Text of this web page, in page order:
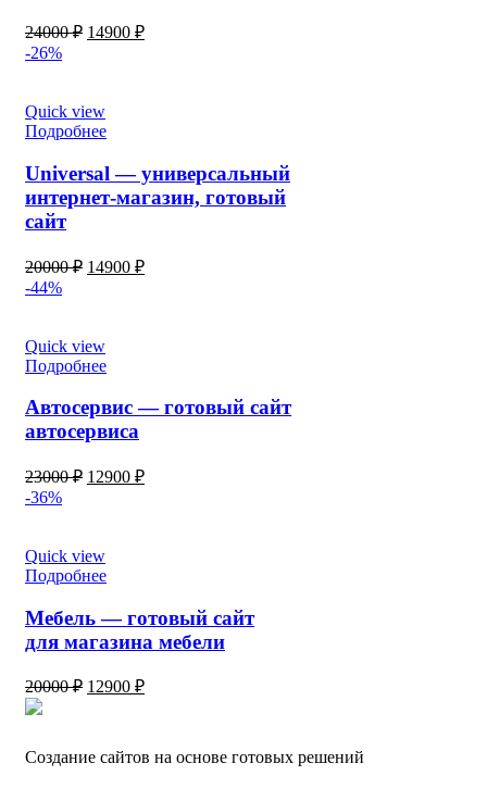
24000₽ 14900 ₽
-26%
Quick view
Подробнее
Universal — универсальный
интернет-магазин, готовый
сайт
20000₽ 14900 ₽
-44%
Quick view
Подробнее
Автосервис — готовый сайт
автосервиса
23000₽ 12900 ₽
-36%
Quick view
Подробнее
Мебель — готовый сайт
для магазина мебели
20000₽ 12900 ₽
Создание сайтов на основе готовых решений